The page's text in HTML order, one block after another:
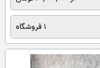
1 فروشگاه